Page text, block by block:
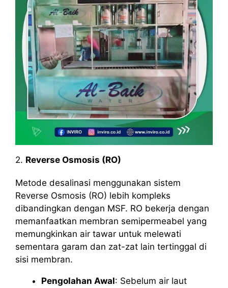
2. Reverse Osmosis (RO)
Metode desalinasi menggunakan sistem
Reverse Osmosis (RO) lebih kompleks
dibandingkan dengan MSF. RO bekerja dengan
memanfaatkan membran semipermeabel yang
memungkinkan air tawar untuk melewati
sementara garam dan zat-zat lain tertinggal di
sisi membran.
Pengolahan Awal: Sebelum air laut